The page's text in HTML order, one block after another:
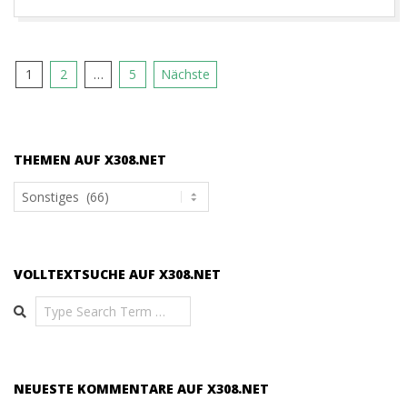
Seitennummerierung
1 2 … 5 Nächste
THEMEN AUF X308.NET
Themen
auf
VOLLTEXTSUCHE AUF X308.NET
Search
NEUESTE KOMMENTARE AUF X308.NET